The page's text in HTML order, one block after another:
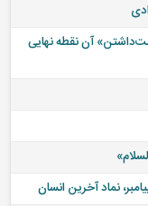
غزل شماره 117- «دوست‌داشتن» آن نقطه نهایی
نماد آخرین انسان